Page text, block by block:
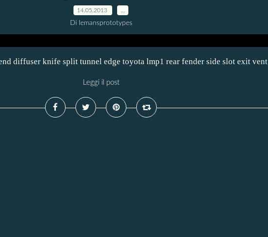
14.05.2013
Di lemansprototypes
diffuser knife split tunnel edge toyota lmp1 rear fender side slot exit vent
Leggi il post